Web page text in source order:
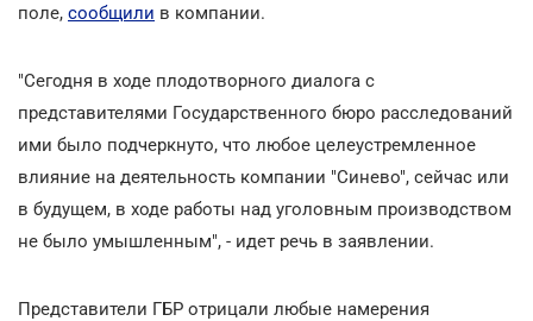
поле, сообщили в компании.
"Сегодня в ходе плодотворного диалога с
представителями Государственного бюро расследований
ими было подчеркнуто, что любое целеустремленное
влияние на деятельность компании "Синево", сейчас или
в будущем, в ходе работы над уголовным производством
не было умышленным", - идет речь в заявлении.
Представители ГБР отрицали любые намерения